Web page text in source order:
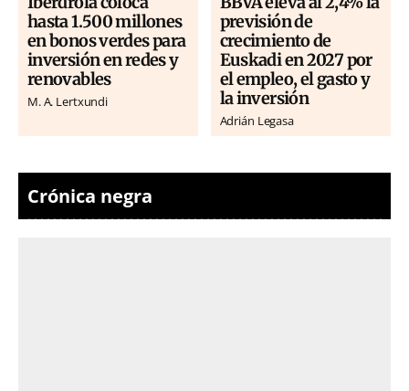
hasta 1.500 millones
en bonos verdes para
inversión en redes y
renovables
M. A. Lertxundi
previsión de
crecimiento de
Euskadi en 2027 por
el empleo, el gasto y
la inversión
Adrián Legasa
Crónica negra